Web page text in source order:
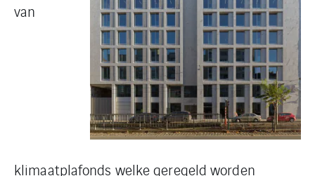
van
klimaatplafonds welke geregeld worden